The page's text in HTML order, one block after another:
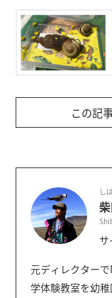
この記
し
元ディレクター
学体験教室を幼